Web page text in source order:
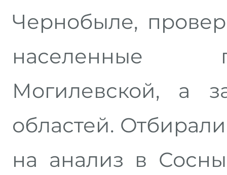
Чернобыле,
населенные
Могилевской, а
областей.
на анализ в